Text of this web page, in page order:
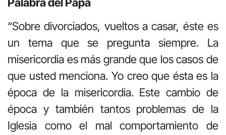
“Sobre divorciados, vueltos a casar, éste es
un tema que se pregunta siempre. La
misericordia es más grande que los casos de
que usted menciona. Yo creo que ésta es la
época de la misericordia. Este cambio de
época y también tantos pro­blemas de la
Iglesia como el mal comportamiento de